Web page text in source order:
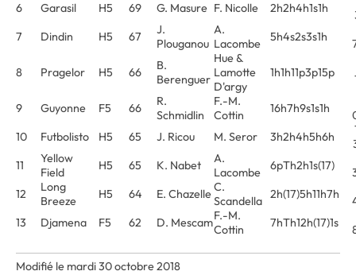
6
Garasil H5 69 G. Masure F. Nicolle 2h2h4h1s1h
7
Dindin H5 67
J.
Plouganou
A.
Lacombe
5h4s2s3s1h
8
Pragelor H5 66
B.
Berenguer
Hue &
Lamotte
D'argy
1h1h11p3p15p
9
Guyonne F5 66
R.
Schmidlin
F.-M.
Cottin
16h7h9s1s1h
10
Futbolisto H5 65 J. Ricou M. Seror 3h2h4h5h6h
11
Yellow
Field
H5 65 K. Nabet
A.
Lacombe
6pTh2h1s(17)
12
Long
Breeze
H5 64 E. ChazelleC.
Scandella 2h(17)5h11h7h
13
Djamena F5 62 D. MescamF.-M.
Cottin
7hTh12h(17)1s
Modifié le mardi 30 octobre 2018